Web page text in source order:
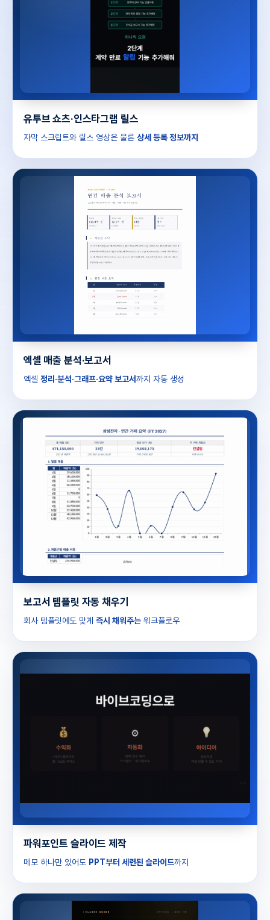
유투브 쇼츠·인스타그램 릴스
자막 스크립트와 릴스 영상은 물론 상세 등록 정보까지
엑셀 매출 분석·보고서
엑셀 정리·분석·그래프·요약 보고서까지 자동 생성
보고서 템플릿 자동 채우기
회사 템플릿에도 맞게 즉시 채워주는 워크플로우
파워포인트 슬라이드 제작
메모 하나만 있어도 PPT부터 세련된 슬라이드까지